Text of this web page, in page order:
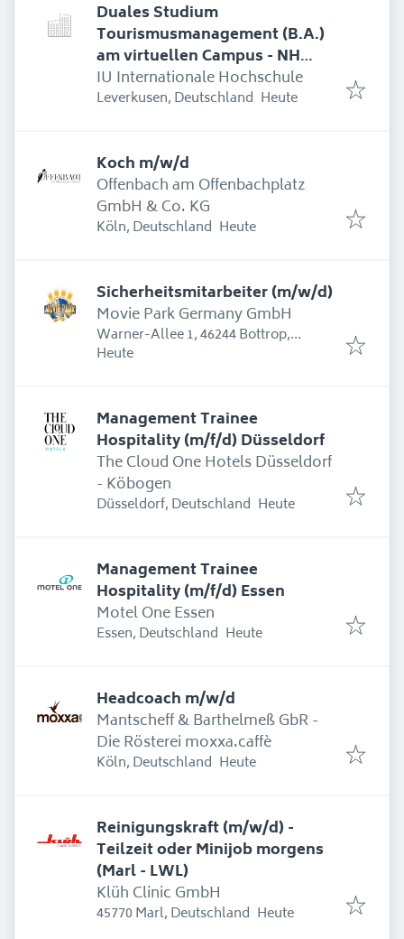
Duales Studium
Tourismusmanagement (B.A.)
am virtuellen Campus - NH
Hotel Bingen
IU Internationale Hochschule
Leverkusen, Deutschland Erschienen
Heute
Koch m/w/d
Offenbach am Offenbachplatz
GmbH & Co. KG
Köln, Deutschland Erschienen
Heute
Sicherheitsmitarbeiter (m/w/d)
Movie Park Germany GmbH
Warner-Allee 1, 46244 Bottrop,
Deutschland
Erschienen
Heute
Management Trainee
Hospitality (m/f/d) Düsseldorf
The Cloud One Hotels Düsseldorf
- Köbogen
Düsseldorf, Deutschland Erschienen
Heute
Management Trainee
Hospitality (m/f/d) Essen
Motel One Essen
Essen, Deutschland Erschienen
Heute
Headcoach m/w/d
Mantscheff & Barthelmeß GbR -
Die Rösterei moxxa.caffè
Köln, Deutschland Erschienen
Heute
Reinigungskraft (m/w/d) -
Teilzeit oder Minijob morgens
(Marl - LWL)
Klüh Clinic GmbH
45770 Marl, Deutschland Erschienen
Heute